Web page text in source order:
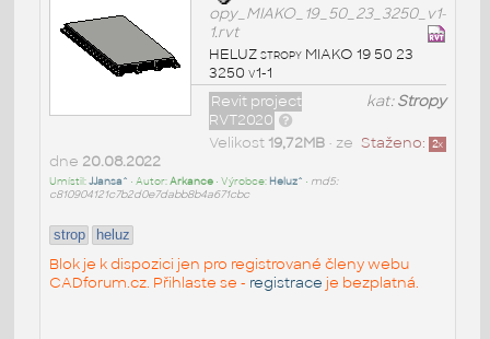
opy_MIAKO_19_50_23_3250_v1-
1.rvt
HELUZ stropy MIAKO 19 50 23
3250 v1-1
kat:Stropy
Revit project
RVT2020
Staženo: 2x
Velikost 19,72MB• ze
dne 20.08.2022
Umístil:JJansa^ • Autor:Arkance• Výrobce: Heluz^ • md5:
c810904121c7b2d0e7dabb8b4a671cbc
strop heluz
Blok je k dispozici jen pro registrované členy webu
CADforum.cz. Přihlaste se - registrace je bezplatná.